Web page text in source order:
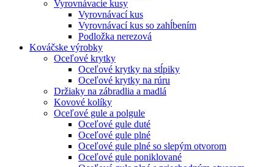
Vyrovnávacie kusy
Vyrovnávací kus
Vyrovnávací kus so zahĺbením
Podložka nerezová
Kováčske výrobky
Oceľové krytky
Oceľové krytky na stĺpiky
Oceľové krytky na rúru
Držiaky na zábradlia a madlá
Kovové kolíky
Oceľové gule a polgule
Oceľové gule duté
Oceľové gule plné
Oceľové gule plné so slepým otvorom
Oceľové gule poniklované